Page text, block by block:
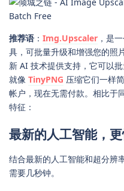
推荐语 ： Img.Upscaler ，是
具，可批量升级和增强您的照
新 AI 技术提供支持，它可以
就像 TinyPNG 压缩它们一样
帐户，现在无需付款。相比于
特征：
最新的人工智能，
结合最新的人工智能和超分辨
需要几秒钟。